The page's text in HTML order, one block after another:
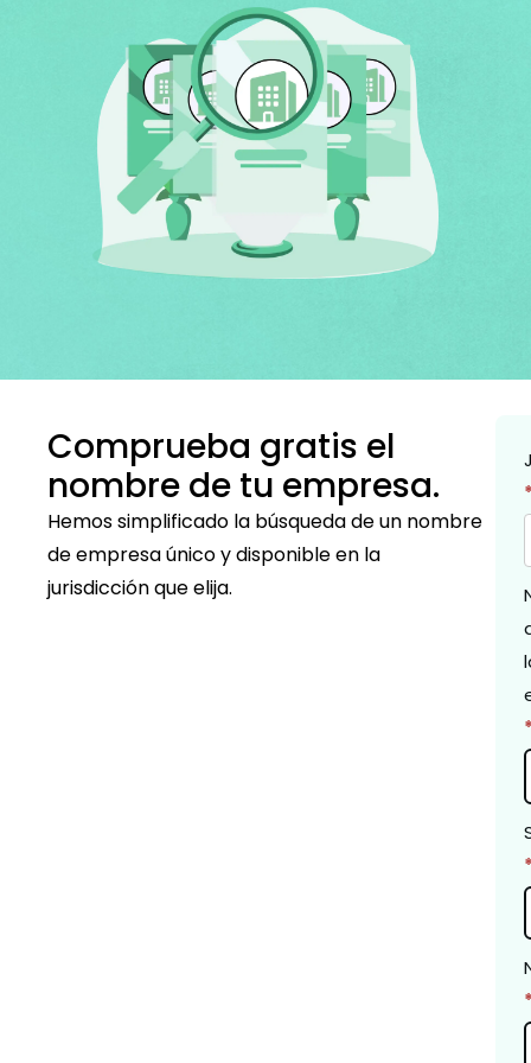
Comprueba gratis el
nombre de tu empresa.
Hemos simplificado la búsqueda de un nombre
de empresa único y disponible en la
jurisdicción que elija.